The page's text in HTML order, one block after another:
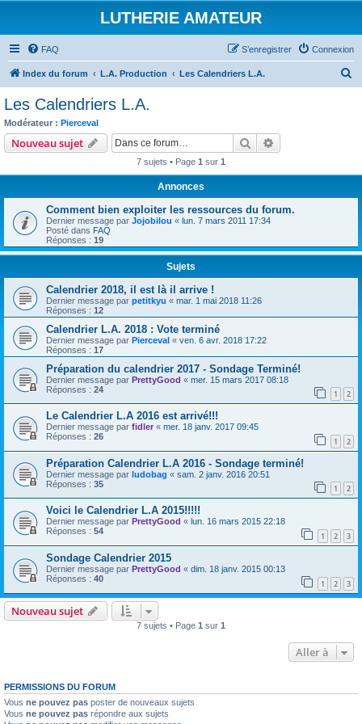
LUTHERIE AMATEUR
FAQ Connexion
S’enregistrer
Index du forum L.A. Production Les Calendriers L.A.
r
Les Calendriers L.A.
Modérateur : Pierceval
Nouveau sujet Rechercher
7 sujets • Page 1 sur 1
Annonces
Comment bien exploiter les ressources du forum.
Dernier message par Jojobilou « lun. 7 mars 2011 17:34
Posté dans FAQ
Réponses : 19
Sujets
Calendrier 2018, il est là il arrive !
Dernier message par petitkyu « mar. 1 mai 2018 11:26
Réponses : 12
Calendrier L.A. 2018 : Vote terminé
Dernier message par Pierceval « ven. 6 avr. 2018 17:22
Réponses : 17
Préparation du calendrier 2017 - Sondage Terminé!
Dernier message par PrettyGood « mer. 15 mars 2017 08:18
Réponses : 24 1 2
Le Calendrier L.A 2016 est arrivé!!!
Dernier message par fidler « mer. 18 janv. 2017 09:45
Réponses : 26 1 2
Préparation Calendrier L.A 2016 - Sondage terminé!
Dernier message par ludobag « sam. 2 janv. 2016 20:51
Réponses : 35 1 2
Voici le Calendrier L.A 2015!!!!!
Dernier message par PrettyGood « lun. 16 mars 2015 22:18
Réponses : 54 1 2 3
Sondage Calendrier 2015
Dernier message par PrettyGood « dim. 18 janv. 2015 00:13
Réponses : 40 1 2 3
Nouveau sujet
7 sujets • Page 1 sur 1
Aller à
PERMISSIONS DU FORUM
Vous ne pouvez pas poster de nouveaux sujets
Vous ne pouvez pas répondre aux sujets